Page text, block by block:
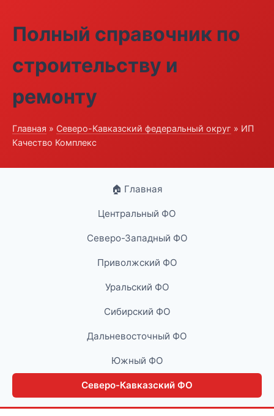
Полный справочник по
строительству и
ремонту
Главная » Северо-Кавказский федеральный округ » ИП
Качество Комплекс
🏠 Главная
Центральный ФО
Северо-Западный ФО
Приволжский ФО
Уральский ФО
Сибирский ФО
Дальневосточный ФО
Южный ФО
Северо-Кавказский ФО